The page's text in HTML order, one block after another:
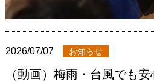
2026/07/07 お知らせ
（動画）梅雨・台風でも